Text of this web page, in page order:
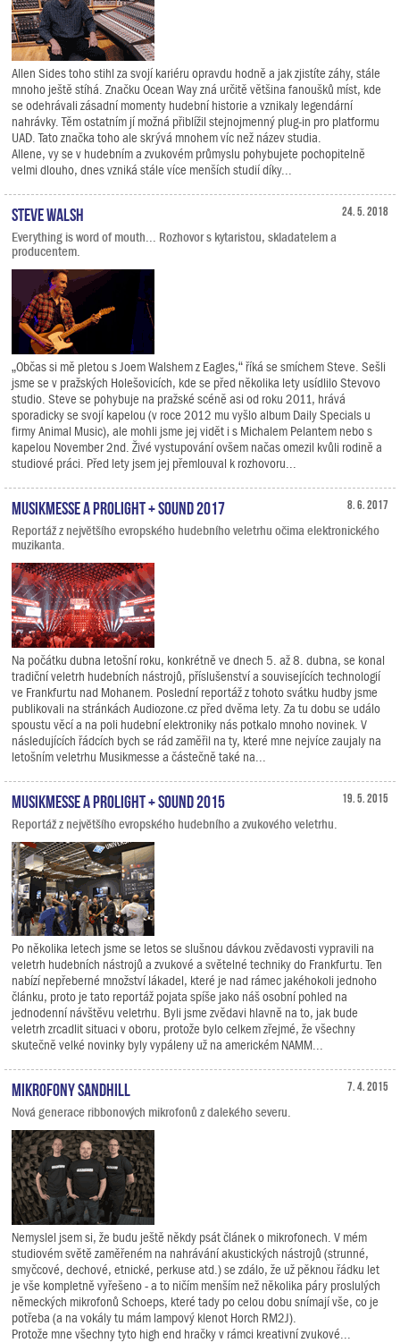
Allen Sides toho stihl za svojí kariéru opravdu hodně a jak zjistíte záhy, stále
mnoho ještě stíhá. Značku Ocean Way zná určitě většina fanoušků míst, kde
se odehrávali zásadní momenty hudební historie a vznikaly legendární
nahrávky. Těm ostatním jí možná přiblížil stejnojmenný plug-in pro platformu
UAD. Tato značka toho ale skrývá mnohem víc než název studia.
Allene, vy se v hudebním a zvukovém průmyslu pohybujete pochopitelně
velmi dlouho, dnes vzniká stále více menších studií díky...
24. 5. 2018
Steve Walsh
Everything is word of mouth... Rozhovor s kytaristou, skladatelem a
producentem.
„Občas si mě pletou s Joem Walshem z Eagles,“ říká se smíchem Steve. Sešli
jsme se v pražských Holešovicích, kde se před několika lety usídlilo Stevovo
studio. Steve se pohybuje na pražské scéně asi od roku 2011, hrává
sporadicky se svojí kapelou (v roce 2012 mu vyšlo album Daily Specials u
firmy Animal Music), ale mohli jsme jej vidět i s Michalem Pelantem nebo s
kapelou November 2nd. Živé vystupování ovšem načas omezil kvůli rodině a
studiové práci. Před lety jsem jej přemlouval k rozhovoru...
8. 6. 2017
Musikmesse a Prolight + Sound 2017
Reportáž z největšího evropského hudebního veletrhu očima elektronického
muzikanta.
Na počátku dubna letošní roku, konkrétně ve dnech 5. až 8. dubna, se konal
tradiční veletrh hudebních nástrojů, příslušenství a souvisejících technologií
ve Frankfurtu nad Mohanem. Poslední reportáž z tohoto svátku hudby jsme
publikovali na stránkách Audiozone.cz před dvěma lety. Za tu dobu se událo
spoustu věcí a na poli hudební elektroniky nás potkalo mnoho novinek. V
následujících řádcích bych se rád zaměřil na ty, které mne nejvíce zaujaly na
letošním veletrhu Musikmesse a částečně také na...
19. 5. 2015
Musikmesse a Prolight + Sound 2015
Reportáž z největšího evropského hudebního a zvukového veletrhu.
Po několika letech jsme se letos se slušnou dávkou zvědavosti vypravili na
veletrh hudebních nástrojů a zvukové a světelné techniky do Frankfurtu. Ten
nabízí nepřeberné množství lákadel, které je nad rámec jakéhokoli jednoho
článku, proto je tato reportáž pojata spíše jako náš osobní pohled na
jednodenní návštěvu veletrhu. Byli jsme zvědavi hlavně na to, jak bude
veletrh zrcadlit situaci v oboru, protože bylo celkem zřejmé, že všechny
skutečně velké novinky byly vypáleny už na americkém NAMM...
7. 4. 2015
Mikrofony Sandhill
Nová generace ribbonových mikrofonů z dalekého severu.
Nemyslel jsem si, že budu ještě někdy psát článek o mikrofonech. V mém
studiovém světě zaměřeném na nahrávání akustických nástrojů (strunné,
smyčcové, dechové, etnické, perkuse atd.) se zdálo, že už pěknou řádku let
je vše kompletně vyřešeno - a to ničím menším než několika páry proslulých
německých mikrofonů Schoeps, které tady po celou dobu snímají vše, co je
potřeba (a na vokály tu mám lampový klenot Horch RM2J).
Protože mne všechny tyto high end hračky v rámci kreativní zvukové...